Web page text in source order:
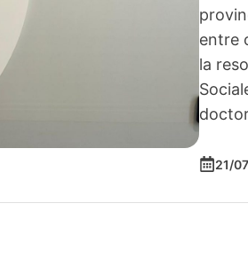
entre
la
21/